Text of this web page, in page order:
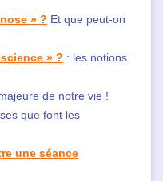
» ? Et que peut-on
» ? : les notions
de notre vie !
que font les
une séance